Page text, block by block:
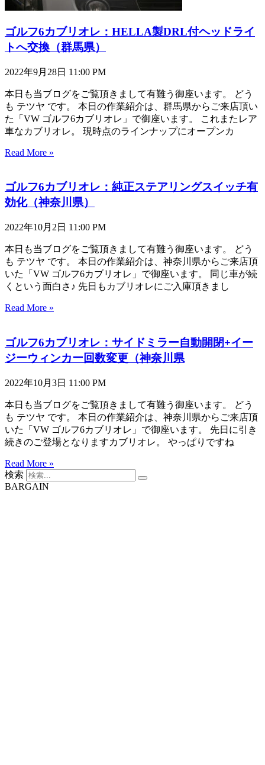
ゴルフ6カブリオレ：HELLA製DRL付ヘッドライ
トへ交換（群馬県）
2022年9月28日 11:00 PM
本日も当ブログをご覧頂きまして有難う御座います。 どう
も テツヤ です。 本日の作業紹介は、群馬県からご来店頂い
た「VW ゴルフ6カブリオレ」で御座います。 これまたレア
車なカブリオレ。 現時点のラインナップにオープンカ
Read More »
ゴルフ6カブリオレ：純正ステアリングスイッチ有
効化（神奈川県）
2022年10月2日 11:00 PM
本日も当ブログをご覧頂きまして有難う御座います。 どう
も テツヤ です。 本日の作業紹介は、神奈川県からご来店頂
いた「VW ゴルフ6カブリオレ」で御座います。 同じ車が続
くという面白さ♪ 先日もカブリオレにご入庫頂きまし
Read More »
ゴルフ6カブリオレ：サイドミラー自動開閉+イー
ジーウィンカー回数変更（神奈川県
2022年10月3日 11:00 PM
本日も当ブログをご覧頂きまして有難う御座います。 どう
も テツヤ です。 本日の作業紹介は、神奈川県からご来店頂
いた「VW ゴルフ6カブリオレ」で御座います。 先日に引き
続きのご登場となりますカブリオレ。 やっぱりですね
Read More »
検索
BARGAIN